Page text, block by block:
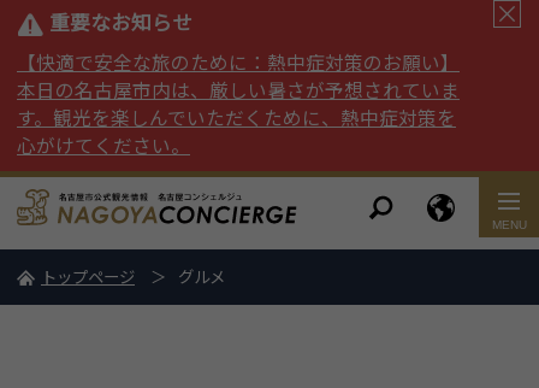
重要なお知らせ
【快適で安全な旅のために：熱中症対策のお願い】
本日の名古屋市内は、厳しい暑さが予想されていま
す。観光を楽しんでいただくために、熱中症対策を
心がけてください。
トップページ グルメ